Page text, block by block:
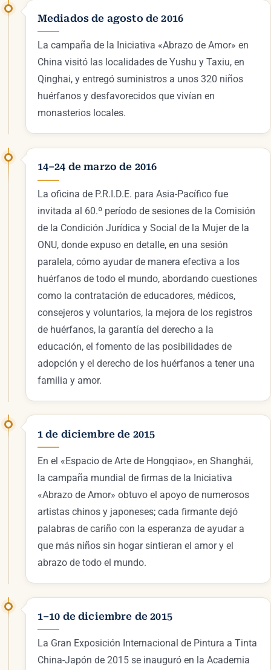
Mediados de agosto de 2016
La campaña de la Iniciativa «Abrazo de Amor» en
China visitó las localidades de Yushu y Taxiu, en
Qinghai, y entregó suministros a unos 320 niños
huérfanos y desfavorecidos que vivían en
monasterios locales.
14–24 de marzo de 2016
La oficina de P.R.I.D.E. para Asia-Pacífico fue
invitada al 60.º período de sesiones de la Comisión
de la Condición Jurídica y Social de la Mujer de la
ONU, donde expuso en detalle, en una sesión
paralela, cómo ayudar de manera efectiva a los
huérfanos de todo el mundo, abordando cuestiones
como la contratación de educadores, médicos,
consejeros y voluntarios, la mejora de los registros
de huérfanos, la garantía del derecho a la
educación, el fomento de las posibilidades de
adopción y el derecho de los huérfanos a tener una
familia y amor.
1 de diciembre de 2015
En el «Espacio de Arte de Hongqiao», en Shanghái,
la campaña mundial de firmas de la Iniciativa
«Abrazo de Amor» obtuvo el apoyo de numerosos
artistas chinos y japoneses; cada firmante dejó
palabras de cariño con la esperanza de ayudar a
que más niños sin hogar sintieran el amor y el
abrazo de todo el mundo.
1–10 de diciembre de 2015
La Gran Exposición Internacional de Pintura a Tinta
China-Japón de 2015 se inauguró en la Academia